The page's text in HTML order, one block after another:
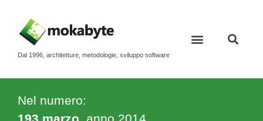
Dal 1996, architetture, metodologie, sviluppo software
Nel numero: